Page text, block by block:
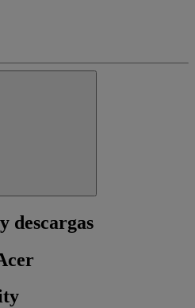
descargas